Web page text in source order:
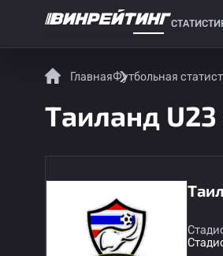
ГлавнаяФутбольная
Таиланд